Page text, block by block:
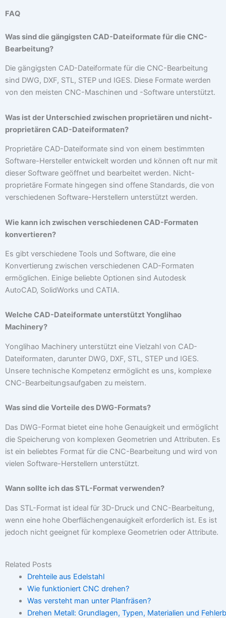
FAQ
Was sind die gängigsten CAD-Dateiformate für die CNC-
Bearbeitung?
Die gängigsten CAD-Dateiformate für die CNC-Bearbeitung
sind DWG, DXF, STL, STEP und IGES. Diese Formate werden
von den meisten CNC-Maschinen und -Software unterstützt.
Was ist der Unterschied zwischen proprietären und nicht-
proprietären CAD-Dateiformaten?
Proprietäre CAD-Dateiformate sind von einem bestimmten
Software-Hersteller entwickelt worden und können oft nur mit
dieser Software geöffnet und bearbeitet werden. Nicht-
proprietäre Formate hingegen sind offene Standards, die von
verschiedenen Software-Herstellern unterstützt werden.
Wie kann ich zwischen verschiedenen CAD-Formaten
konvertieren?
Es gibt verschiedene Tools und Software, die eine
Konvertierung zwischen verschiedenen CAD-Formaten
ermöglichen. Einige beliebte Optionen sind Autodesk
AutoCAD, SolidWorks und CATIA.
Welche CAD-Dateiformate unterstützt Yonglihao
Machinery?
Yonglihao Machinery unterstützt eine Vielzahl von CAD-
Dateiformaten, darunter DWG, DXF, STL, STEP und IGES.
Unsere technische Kompetenz ermöglicht es uns, komplexe
CNC-Bearbeitungsaufgaben zu meistern.
Was sind die Vorteile des DWG-Formats?
Das DWG-Format bietet eine hohe Genauigkeit und ermöglicht
die Speicherung von komplexen Geometrien und Attributen. Es
ist ein beliebtes Format für die CNC-Bearbeitung und wird von
vielen Software-Herstellern unterstützt.
Wann sollte ich das STL-Format verwenden?
Das STL-Format ist ideal für 3D-Druck und CNC-Bearbeitung,
wenn eine hohe Oberflächengenauigkeit erforderlich ist. Es ist
jedoch nicht geeignet für komplexe Geometrien oder Attribute.
Related Posts
Drehteile aus Edelstahl
Wie funktioniert CNC drehen?
Was versteht man unter Planfräsen?
Drehen Metall: Grundlagen, Typen, Materialien und